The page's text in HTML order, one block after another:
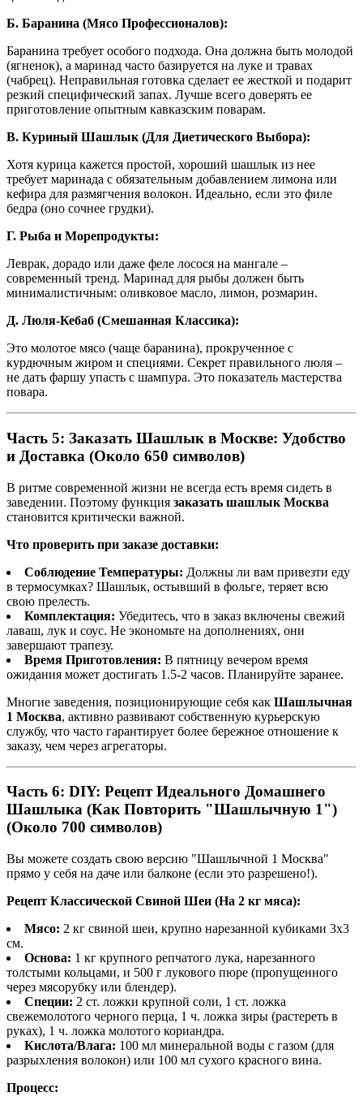
Б. Баранина (Мясо Профессионалов):
Баранина требует особого подхода. Она должна быть молодой
(ягненок), а маринад часто базируется на луке и травах
(чабрец). Неправильная готовка сделает ее жесткой и подарит
резкий специфический запах. Лучше всего доверять ее
приготовление опытным кавказским поварам.
В. Куриный Шашлык (Для Диетического Выбора):
Хотя курица кажется простой, хороший шашлык из нее
требует маринада с обязательным добавлением лимона или
кефира для размягчения волокон. Идеально, если это филе
бедра (оно сочнее грудки).
Г. Рыба и Морепродукты:
Леврак, дорадо или даже феле лосося на мангале –
современный тренд. Маринад для рыбы должен быть
минималистичным: оливковое масло, лимон, розмарин.
Д. Люля-Кебаб (Смешанная Классика):
Это молотое мясо (чаще баранина), прокрученное с
курдючным жиром и специями. Секрет правильного люля –
не дать фаршу упасть с шампура. Это показатель мастерства
повара.
Часть 5: Заказать Шашлык в Москве: Удобство
и Доставка (Около 650 символов)
В ритме современной жизни не всегда есть время сидеть в
заведении. Поэтому функция заказать шашлык Москва
становится критически важной.
Что проверить при заказе доставки:
Соблюдение Температуры: Должны ли вам привезти еду
в термосумках? Шашлык, остывший в фольге, теряет всю
свою прелесть.
Комплектация: Убедитесь, что в заказ включены свежий
лаваш, лук и соус. Не экономьте на дополнениях, они
завершают трапезу.
Время Приготовления: В пятницу вечером время
ожидания может достигать 1.5-2 часов. Планируйте заранее.
Многие заведения, позиционирующие себя как Шашлычная
1 Москва, активно развивают собственную курьерскую
службу, что часто гарантирует более бережное отношение к
заказу, чем через агрегаторы.
Часть 6: DIY: Рецепт Идеального Домашнего
Шашлыка (Как Повторить "Шашлычную 1")
(Около 700 символов)
Вы можете создать свою версию "Шашлычной 1 Москва"
прямо у себя на даче или балконе (если это разрешено!).
Рецепт Классической Свиной Шеи (На 2 кг мяса):
Мясо: 2 кг свиной шеи, крупно нарезанной кубиками 3х3
см.
Основа: 1 кг крупного репчатого лука, нарезанного
толстыми кольцами, и 500 г лукового пюре (пропущенного
через мясорубку или блендер).
Специи: 2 ст. ложки крупной соли, 1 ст. ложка
свежемолотого черного перца, 1 ч. ложка зиры (растереть в
руках), 1 ч. ложка молотого кориандра.
Кислота/Влага: 100 мл минеральной воды с газом (для
разрыхления волокон) или 100 мл сухого красного вина.
Процесс: